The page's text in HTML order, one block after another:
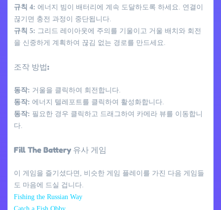
규칙 4: 에너지 빔이 배터리에 계속 도달하도록 하세요. 연결이
끊기면 충전 과정이 중단됩니다.
규칙 5: 그리드 레이아웃에 주의를 기울이고 거울 배치와 회전
을 신중하게 계획하여 끊김 없는 경로를 만드세요.
조작 방법:
동작: 거울을 클릭하여 회전합니다.
동작: 에너지 텔레포트를 클릭하여 활성화합니다.
동작: 필요한 경우 클릭하고 드래그하여 카메라 뷰를 이동합니
다.
Fill The Battery 유사 게임
이 게임을 즐기셨다면, 비슷한 게임 플레이를 가진 다음 게임들
도 마음에 드실 겁니다.
Fishing the Russian Way